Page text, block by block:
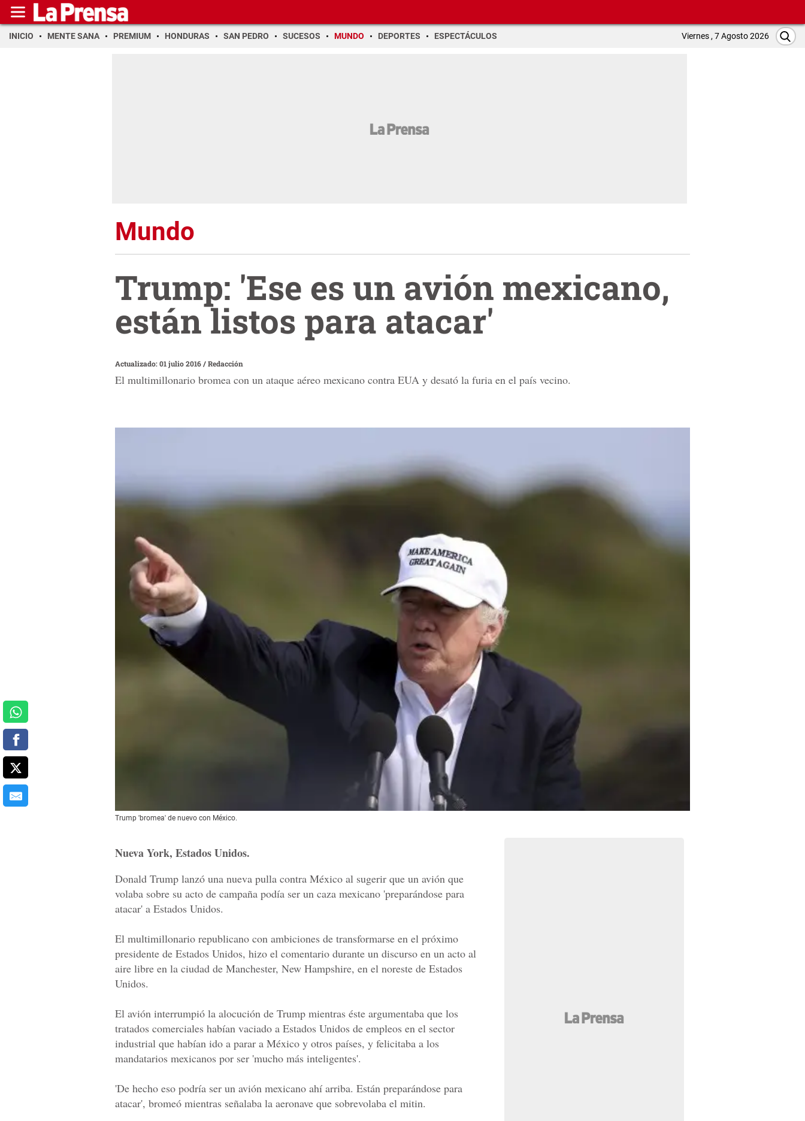
INICIO MENTE SANA PREMIUM HONDURAS SAN PEDRO SUCESOS MUNDO DEPORTES ESPECTÁCULOS Viernes , 7 Agosto 2026
Mundo
Trump: 'Ese es un avión mexicano,
están listos para atacar'
Actualizado: 01 julio 2016/Redacción
El multimillonario bromea con un ataque aéreo mexicano contra EUA y desató la furia en el país vecino.
Trump 'bromea' de nuevo con México.
Nueva York, Estados Unidos.
Donald Trump lanzó una nueva pulla contra México al sugerir que un avión que
volaba sobre su acto de campaña podía ser un caza mexicano 'preparándose para
atacar' a Estados Unidos.
El multimillonario republicano con ambiciones de transformarse en el próximo
presidente de Estados Unidos, hizo el comentario durante un discurso en un acto al
aire libre en la ciudad de Manchester, New Hampshire, en el noreste de Estados
Unidos.
El avión interrumpió la alocución de Trump mientras éste argumentaba que los
tratados comerciales habían vaciado a Estados Unidos de empleos en el sector
industrial que habían ido a parar a México y otros países, y felicitaba a los
mandatarios mexicanos por ser 'mucho más inteligentes'.
'De hecho eso podría ser un avión mexicano ahí arriba. Están preparándose para
atacar', bromeó mientras señalaba la aeronave que sobrevolaba el mitin.